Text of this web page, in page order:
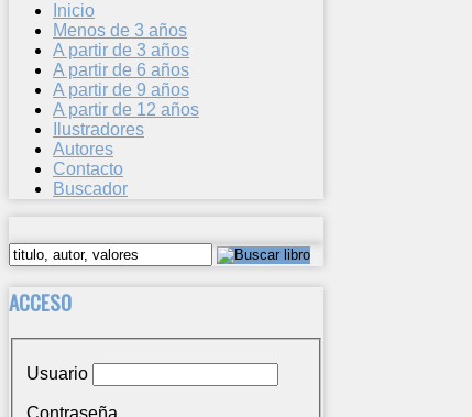
Inicio
Menos de 3 años
A partir de 3 años
A partir de 6 años
A partir de 9 años
A partir de 12 años
Ilustradores
Autores
Contacto
Buscador
ACCESO
Usuario